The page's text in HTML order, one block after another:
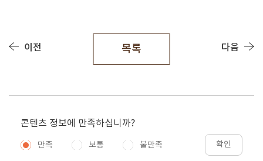
이전 목록 다음
콘텐츠 정보에 만족하십니까?
만족 보통 불만족 확인